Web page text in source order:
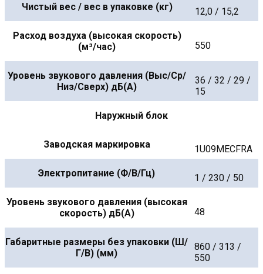
Чистый вес / вес в упаковке (кг) 12,0 / 15,2
Расход воздуха (высокая скорость)
(м³/час)
550
Уровень звукового давления (Выс/Ср/
Низ/Сверх) дБ(А)
36 / 32 / 29 /
15
Наружный блок
Заводская маркировка 1U09MECFRA
Электропитание (Ф/В/Гц) 1 / 230 / 50
Уровень звукового давления (высокая
скорость) дБ(А)
48
Габаритные размеры без упаковки (Ш/
Г/В) (мм)
860 / 313 /
550